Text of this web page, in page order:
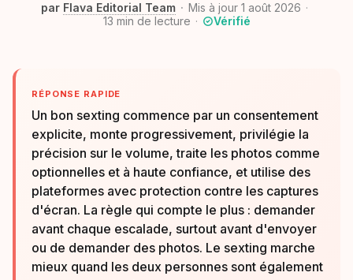
par Flava Editorial Team
Mis à jour 1 août 2026
13 min de lecture Vérifié
RÉPONSE RAPIDE
Un bon sexting commence par un consentement
explicite, monte progressivement, privilégie la
précision sur le volume, traite les photos comme
optionnelles et à haute confiance, et utilise des
plateformes avec protection contre les captures
d'écran. La règle qui compte le plus : demander
avant chaque escalade, surtout avant d'envoyer
ou de demander des photos. Le sexting marche
mieux quand les deux personnes sont également